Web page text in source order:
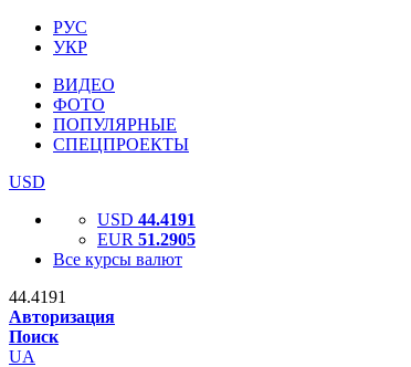
РУС
УКР
ВИДЕО
ФОТО
ПОПУЛЯРНЫЕ
СПЕЦПРОЕКТЫ
USD
USD 44.4191
EUR 51.2905
Все курсы валют
44.4191
Авторизация
Поиск
UA